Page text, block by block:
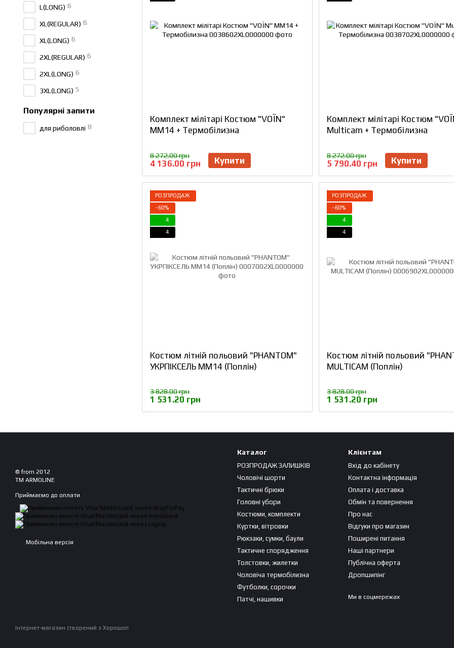
Комплект мілітарі Костюм "VOЇN"
MM14 + Термобілизна
8 272.00 грн
4 136.00 грн Купити
Комплект мілітарі Костюм
Multicam + Термобілизна
8 272.00 грн
5 790.40 грн Купити
РОЗПРОДАЖ
−60%
4
4
Костюм літній польовий "PHANTOM"
УКРПІКСЕЛЬ ММ14 (Поплін)
3 828.00 грн
1 531.20 грн
РОЗПРОДАЖ
−60%
4
4
Костюм літній польовий
MULTICAM (Поплін)
3 828.00 грн
1 531.20 грн
L(LONG) 6
XL(REGULAR) 6
XL(LONG) 6
2XL(REGULAR) 6
2XL(LONG) 6
3XL(LONG) 5
Популярні запити
для риболовлі 8
© from 2012
TM ARMOLINE
Приймаємо до оплати
Мобільна версія
Інтернет-магазин створений з Хорошоп
Каталог
РОЗПРОДАЖ ЗАЛИШКІВ
Чоловічі шорти
Тактичні брюки
Головні убори
Костюми, комплекти
Куртки, вітровки
Рюкзаки, сумки, баули
Тактичне спорядження
Толстовки, жилетки
Чоловіча термобілизна
Футболки, сорочки
Патчі, нашивки
Клієнтам
Вхід до кабінету
Контактна інформація
Оплата і доставка
Обмін та повернення
Про нас
Відгуки про магазин
Поширені питання
Наші партнери
Публічна оферта
Дропшипінг
Ми в соцмережах